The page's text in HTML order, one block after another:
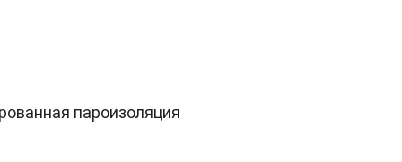
пароизоляция